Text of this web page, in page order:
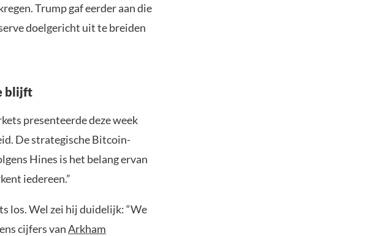
Trump gaf eerder aan die
doelgericht uit te breiden
blijft
presenteerde deze week
De strategische Bitcoin-
Hines is het belang ervan
iedereen.”
los. Wel zei hij duidelijk: “We
cijfers vanArkham